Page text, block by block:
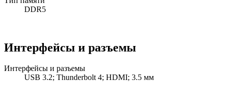
DDR5
Интерфейсы и разъемы
Интерфейсы и разъемы
USB 3.2; Thunderbolt 4; HDMI; 3.5 мм